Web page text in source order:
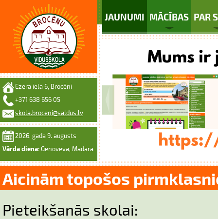
JAUNUMI MĀCĪBAS PAR
Ezera iela 6, Brocēni
+371 638 656 05
skola.broceni@saldus.lv
2026. gada 9. augusts
Vārda diena: Genoveva, Madara
Aicinām topošos
Pieteikšanās skolai: